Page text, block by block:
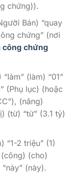
chứng)).
Bán) “quay
chứng” (nơi
công chứng
(làm) “01”
(Phụ lục) (hoặc
(nâng)
(từ) “từ” (3.1 tỷ)
“1-2 triệu” (1)
(công) (cho)
(này).